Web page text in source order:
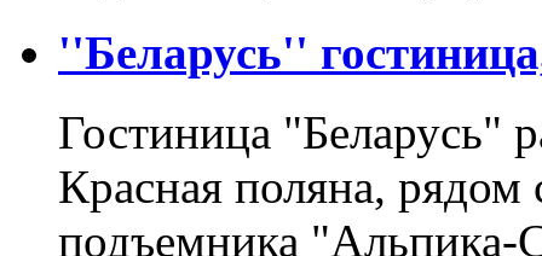
''Беларусь''
Гостиница "Беларусь"
Красная поляна,
подъемника "Альпика-